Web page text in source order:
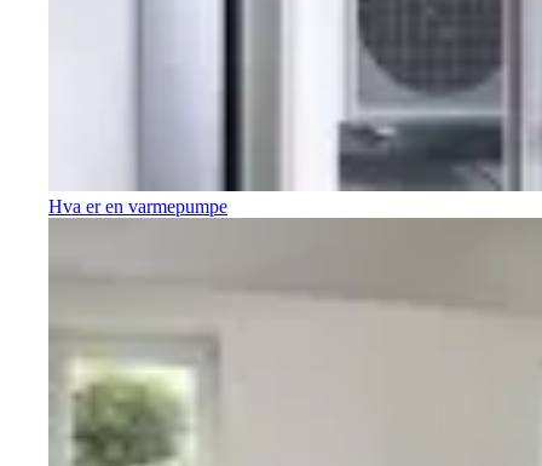
Hva er en varmepumpe